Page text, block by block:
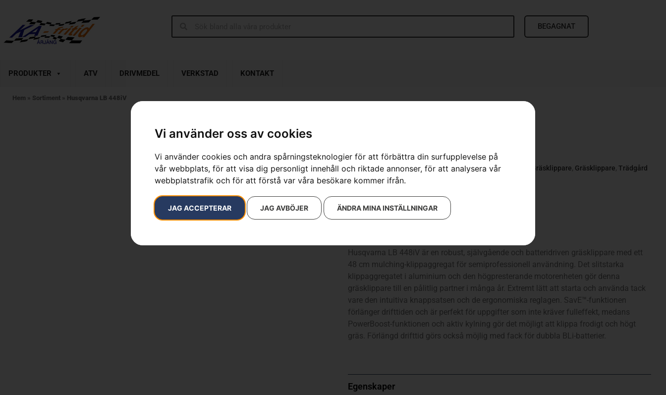
Vi använder oss av cookies
Vi använder cookies och andra spårningsteknologier för att förbättra din surfupplevelse på
vår webbplats, för att visa dig personligt innehåll och riktade annonser, för att analysera vår
webbplatstrafik och för att förstå var våra besökare kommer ifrån.
JAG ACCEPTERAR JAG AVBÖJER ÄNDRA MINA INSTÄLLNINGAR
BEGAGNAT
PRODUKTER ATV DRIVMEDEL VERKSTAD KONTAKT
Hem » Sortiment » Husqvarna LB 448iV
Artikelnummer:
970712501
Kategorier:
Batteridrivna Gräsklippare, Batteridrivna Gräsklippare, Gräsklippare, Trädgård
Varumärken :Husqvarna
13 500kr
Husqvarna LB 448iV är en robust, självgående och batteridriven gräsklippare med ett
48 cm mulching-klippaggregat för semiprofessionell användning. Det slitstarka
klippaggregatet i aluminium och den högpresterande motorenheten gör denna
gräsklippare till en pålitlig partner i många år. Extremt lätt att starta och använda tack
vare den intuitiva knappsatsen och de ergonomiska reglagen. SavE™-funktionen
förlänger drifttiden och är perfekt för uppgifter som inte kräver fulleffekt, medans
PowerBoost-funktionen och aktiv kylning gör det möjligt att klippa frodigt och högt
gräs. Förlängd drifttid görs också möjlig med fack för dubbla BLi-batterier.
Egenskaper